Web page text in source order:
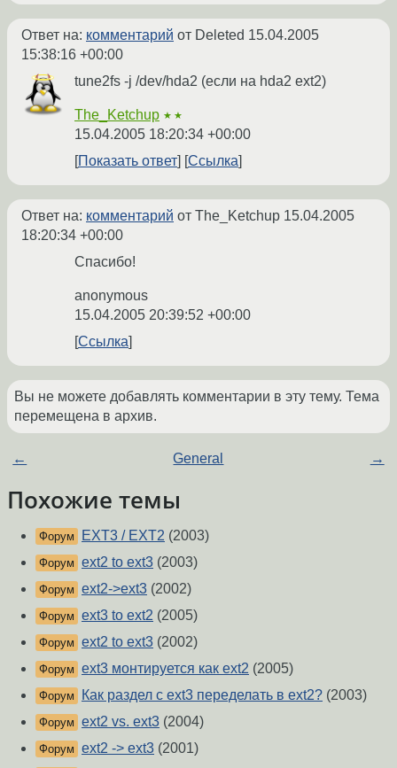
Ответ на: комментарий от Deleted 15.04.2005
15:38:16 +00:00
tune2fs -j /dev/hda2 (если на hda2 ext2)
The_Ketchup ★★
15.04.2005 18:20:34 +00:00
Показать ответ
Ссылка
Ответ на: комментарий от The_Ketchup 15.04.2005
18:20:34 +00:00
Спасибо!
anonymous
15.04.2005 20:39:52 +00:00
Ссылка
Вы не можете добавлять комментарии в эту тему. Тема
перемещена в архив.
← General →
Похожие темы
Форум EXT3 / EXT2 (2003)
Форум ext2 to ext3 (2003)
Форум ext2->ext3 (2002)
Форум ext3 to ext2 (2005)
Форум ext2 to ext3 (2002)
Форум ext3 монтируется как ext2 (2005)
Форум Как раздел с ext3 переделать в ext2? (2003)
Форум ext2 vs. ext3 (2004)
Форум ext2 -> ext3 (2001)